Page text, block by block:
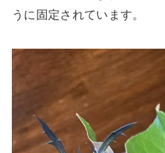
うに固定されています。